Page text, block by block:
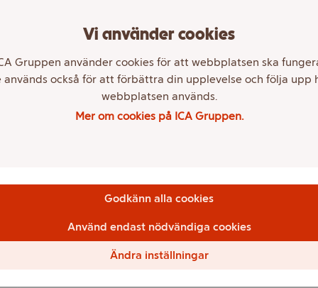
Övriga uppdrag
Vd AMF Fonder AB och kapitalför valtningschef AMF
Tjänstepension AB. Styrelseordförande i AMF
Fastigheter AB. Styrelseledamot i Rikshem intressenter
Chef Alternativa investeringar och fastigheter på AMF
Tjänstepension. Transaktionsansvarig strukturerad
Medlem i revisionsutskottet.
Vi använder cookies
Gruppen använder cookies för att webbplatsen ska
används också för att förbättra din upplevelse och följa upp
webbplatsen används.
Mer om cookies på ICA Gruppen.
Godkänn alla cookies
Använd endast nödvändiga cookies
Ändra inställningar